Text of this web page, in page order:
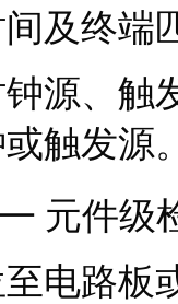
及终端
源、触
触发源。
元件级
电路板